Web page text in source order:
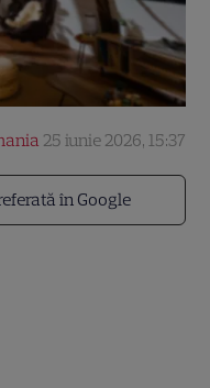
în Google
25 iunie 2026, 15:37